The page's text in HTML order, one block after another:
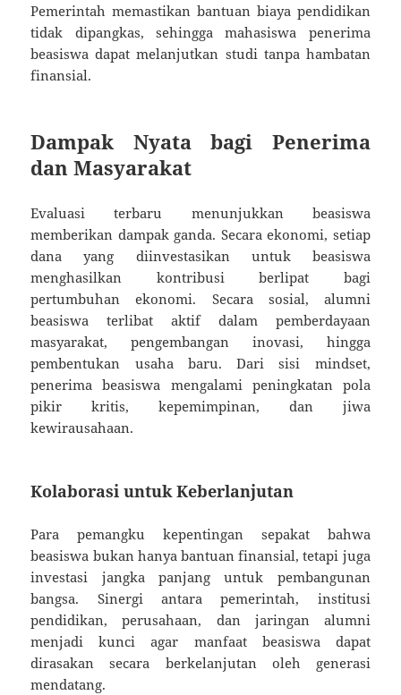
Pemerintah memastikan bantuan biaya pendidikan
tidak dipangkas, sehingga mahasiswa penerima
beasiswa dapat melanjutkan studi tanpa hambatan
finansial.
Dampak Nyata bagi Penerima
dan Masyarakat
Evaluasi terbaru menunjukkan beasiswa
memberikan dampak ganda. Secara ekonomi, setiap
dana yang diinvestasikan untuk beasiswa
menghasilkan kontribusi berlipat bagi
pertumbuhan ekonomi. Secara sosial, alumni
beasiswa terlibat aktif dalam pemberdayaan
masyarakat, pengembangan inovasi, hingga
pembentukan usaha baru. Dari sisi mindset,
penerima beasiswa mengalami peningkatan pola
pikir kritis, kepemimpinan, dan jiwa
kewirausahaan.
Kolaborasi untuk Keberlanjutan
Para pemangku kepentingan sepakat bahwa
beasiswa bukan hanya bantuan finansial, tetapi juga
investasi jangka panjang untuk pembangunan
bangsa. Sinergi antara pemerintah, institusi
pendidikan, perusahaan, dan jaringan alumni
menjadi kunci agar manfaat beasiswa dapat
dirasakan secara berkelanjutan oleh generasi
mendatang.